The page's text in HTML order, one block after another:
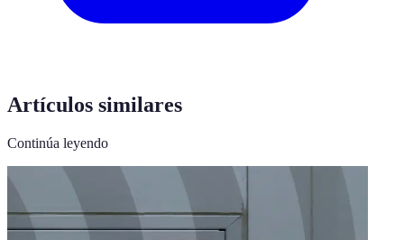
Artículos similares
Continúa leyendo